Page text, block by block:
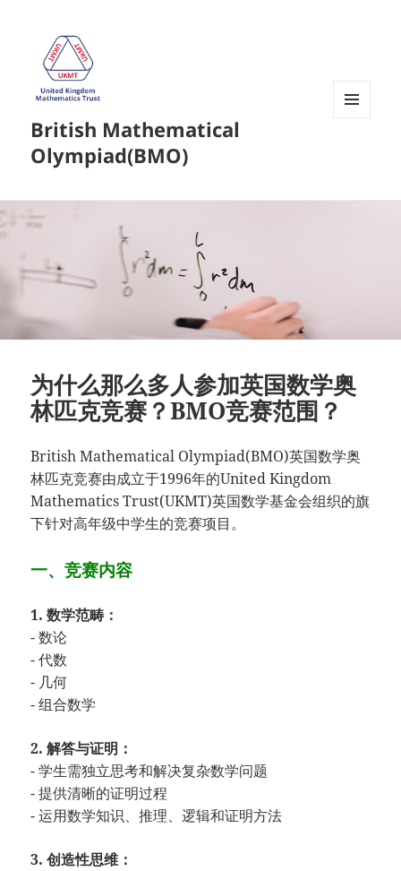
British Mathematical
Olympiad(BMO)
为什么那么多人参加英国数学奥
林匹克竞赛？BMO竞赛范围？
British Mathematical Olympiad(BMO)英国数学奥
林匹克竞赛由成立于1996年的United Kingdom
Mathematics Trust(UKMT)英国数学基金会组织的旗
下针对高年级中学生的竞赛项目。
一、竞赛内容
1. 数学范畴：
- 数论
- 代数
- 几何
- 组合数学
2. 解答与证明：
- 学生需独立思考和解决复杂数学问题
- 提供清晰的证明过程
- 运用数学知识、推理、逻辑和证明方法
3. 创造性思维：